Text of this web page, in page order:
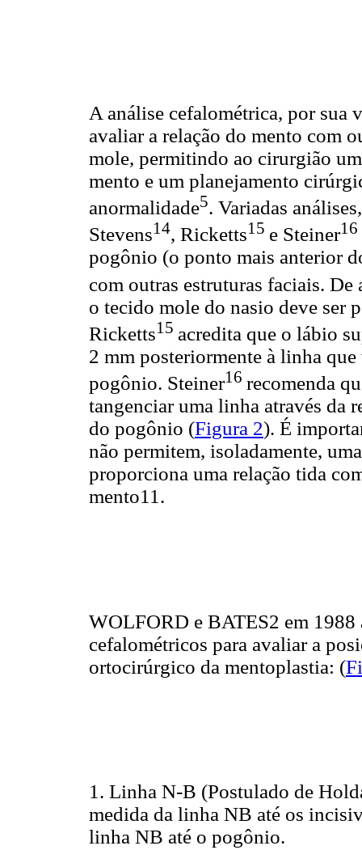
A análise cefalométrica, por sua
avaliar a relação do mento com
mole, permitindo ao cirurgião
mento e um planejamento
anormalidade5. Variadas
Stevens14, Ricketts15 e Steiner16
pogônio (o ponto mais anterior
com outras estruturas faciais.
o tecido mole do nasio deve ser
Ricketts15 acredita que o lábio
2 mm posteriormente à linha
pogônio. Steiner16 recomenda
tangenciar uma linha através da
do pogônio (Figura 2). É
não permitem, isoladamente,
proporciona uma relação tida
mento11.
WOLFORD e BATES2 em 1988
cefalométricos para avaliar a
ortocirúrgico da mentoplastia: (
1. Linha N-B (Postulado de
medida da linha NB até os
linha NB até o pogônio.